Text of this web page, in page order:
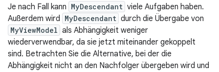
Je nach Fall kann MyDescendant viele Aufgaben haben.
Außerdem wird MyDescendant durch die Übergabe von
MyViewModel als Abhängigkeit weniger
wiederverwendbar, da sie jetzt miteinander gekoppelt
sind. Betrachten Sie die Alternative, bei der die
Abhängigkeit nicht an den Nachfolger übergeben wird und